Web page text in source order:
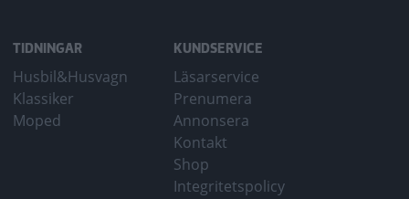
TIDNINGAR
Husbil&Husvagn
Klassiker
Moped
KUNDSERVICE
Läsarservice
Prenumera
Annonsera
Kontakt
Shop
Integritetspolicy